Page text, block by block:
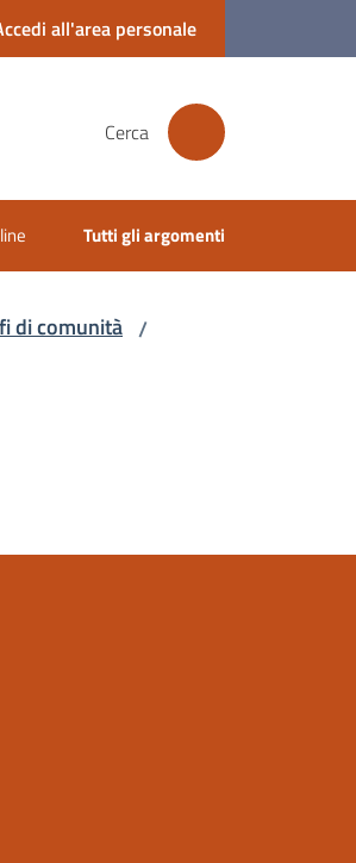
all'area personale
Cerca
Tutti gli argomenti
di comunità /